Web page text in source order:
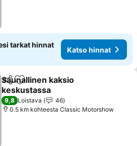
tarkat hinnat
Katso hinnat
Jaa Lisää suosikkeihin
Saunallinen kaksio
keskustassa
Katso hinnat
9,8 Loistava
46
0.5 km kohteesta Classic Motorshow